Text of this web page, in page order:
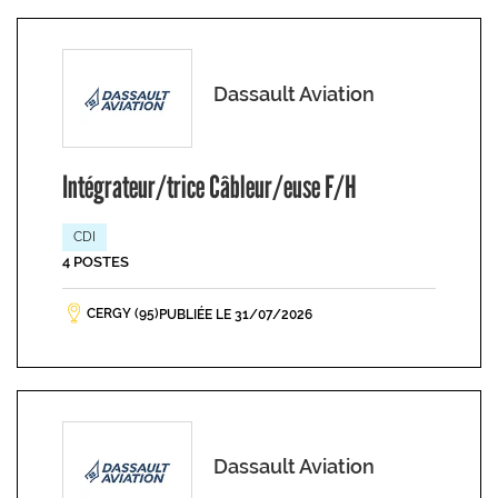
Dassault Aviation
Intégrateur/trice Câbleur/euse F/H
CDI
4 POSTES
CERGY (95) PUBLIÉE LE 31/07/2026
Dassault Aviation